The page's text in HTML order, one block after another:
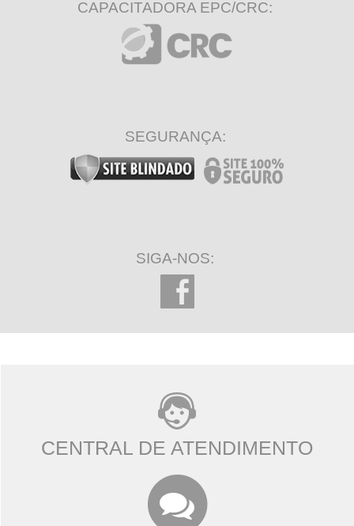
CAPACITADORA EPC/CRC:
SEGURANÇA:
SIGA-NOS:
CENTRAL DE ATENDIMENTO